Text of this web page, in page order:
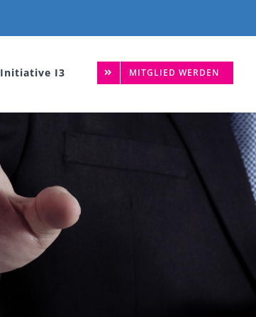
Initiative I3 MITGLIED WERDEN